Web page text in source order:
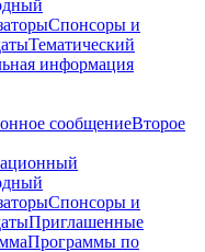
Спонсоры и
Тематический
информация
сообщениеВторое
Спонсоры и
Приглашенные
Программы по